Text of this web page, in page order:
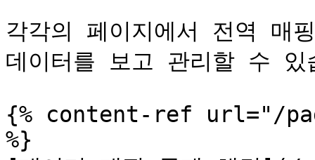
각각의 페이지에서 전역 매
데이터를 보고 관리할 수 있
{% content-ref url="/
%}